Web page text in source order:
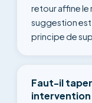
retour affine le
suggestion
principe de
Faut-il taper
intervention